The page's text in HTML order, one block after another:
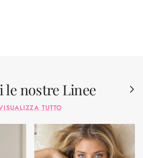
le nostre Linee
TUTTO